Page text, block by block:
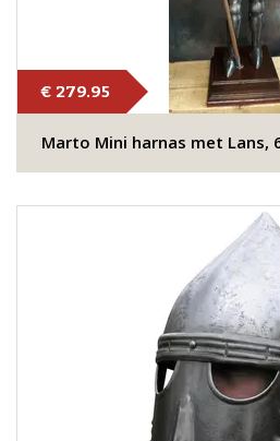
€ 279.95
​​Marto Mini harnas met Lans,